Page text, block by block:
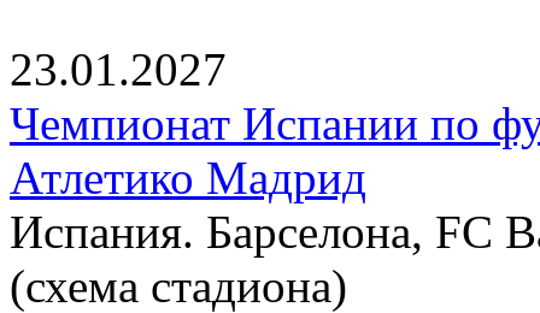
23.01.2027
Чемпионат Испании по
Атлетико Мадрид
Испания. Барселона, FC
(схема стадиона)